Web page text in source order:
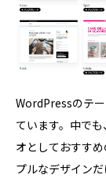
WordPressのテ
ています。中で
オとしておすす
プルなデザイン